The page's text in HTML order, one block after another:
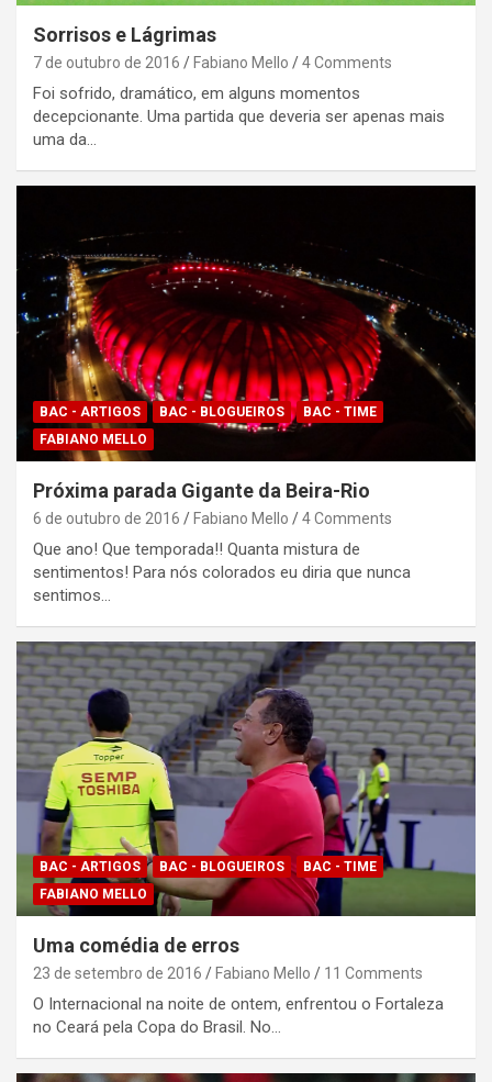
Sorrisos e Lágrimas
7 de outubro de 2016 Fabiano Mello 4 Comments
Foi sofrido, dramático, em alguns momentos
decepcionante. Uma partida que deveria ser apenas mais
uma da…
BAC - ARTIGOS BAC - BLOGUEIROS
BAC - TIME
FABIANO MELLO
Próxima parada Gigante da Beira-Rio
6 de outubro de 2016 Fabiano Mello 4 Comments
Que ano! Que temporada!! Quanta mistura de
sentimentos! Para nós colorados eu diria que nunca
sentimos…
BAC - ARTIGOS BAC - BLOGUEIROS
BAC - TIME
FABIANO MELLO
Uma comédia de erros
23 de setembro de 2016 Fabiano Mello 11 Comments
O Internacional na noite de ontem, enfrentou o Fortaleza
no Ceará pela Copa do Brasil. No…